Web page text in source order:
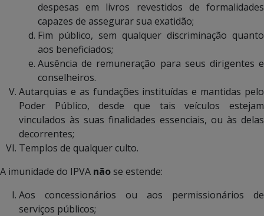
despesas em livros revestidos de formalidades
capazes de assegurar sua exatidão;
Fim público, sem qualquer discriminação quanto
aos beneficiados;
Ausência de remuneração para seus dirigentes e
conselheiros.
Autarquias e as fundações instituídas e mantidas pelo
Poder Público, desde que tais veículos estejam
vinculados às suas finalidades essenciais, ou às delas
decorrentes;
Templos de qualquer culto.
A imunidade do IPVA nãose estende:
Aos concessionários ou aos permissionários de
serviços públicos;